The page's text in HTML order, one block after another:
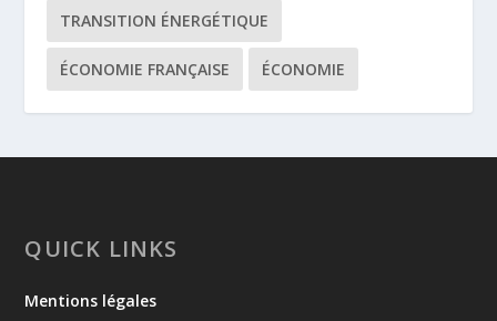
TRANSITION ÉNERGÉTIQUE
ÉCONOMIE FRANÇAISE ÉCONOMIE
QUICK LINKS
Mentions légales